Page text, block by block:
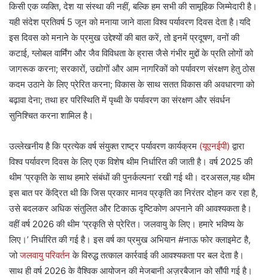
किसी एक व्यक्ति, देश या संस्था की नहीं, बल्कि हम सभी की सामूहिक जिम्मेदारी है।
यही संदेश प्रतिवर्ष 5 जून को मनाया जाने वाला विश्व पर्यावरण दिवस देता है।यदि
इस दिवस को मनाने के प्रमुख उद्देश्यों की बात करें, तो इनमें प्रदूषण, वनों की
कटाई, ग्लोबल वार्मिंग और जैव विविधता के ह्रास जैसे गंभीर मुद्दों के प्रति लोगों को
जागरूक करना; सरकारों, उद्योगों और आम नागरिकों को पर्यावरण संरक्षण हेतु ठोस
कदम उठाने के लिए प्रेरित करना; विकास के साथ सतत विकास की अवधारणा को
बढ़ावा देना; तथा हर परिस्थिति में पृथ्वी के पर्यावरण का संरक्षण और संवर्धन
सुनिश्चित करना शामिल है।
उल्लेखनीय है कि प्रत्येक वर्ष संयुक्त राष्ट्र पर्यावरण कार्यक्रम (यूएनईपी) द्वारा
विश्व पर्यावरण दिवस के लिए एक विशेष थीम निर्धारित की जाती है। वर्ष 2025 की
थीम ‘प्रकृति के साथ हमारे संबंधों की पुनर्कल्पना’ रखी गई थी। दरअसल,यह थीम
इस बात पर केंद्रित थी कि जिस प्रकार मानव प्रकृति का निरंतर दोहन कर रहा है,
उसे बदलकर अधिक संतुलित और टिकाऊ दृष्टिकोण अपनाने की आवश्यकता है।
वहीं वर्ष 2026 की थीम ‘प्रकृति से प्रेरित। जलवायु के लिए। हमारे भविष्य के
लिए।’ निर्धारित की गई है। इस वर्ष का प्रमुख अभियान #नाऊ फोर क्लाइमेट है,
जोजलवायु परिवर्तनके विरुद्ध तत्काल कार्रवाई की आवश्यकता पर बल देता है।
साथ ही वर्ष 2026 के वैश्विक आयोजन की मेजबानी अज़रबैजान को सौंपी गई है।